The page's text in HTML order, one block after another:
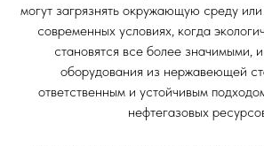
могут загрязнять окружающую среду
современных условиях, когда
становятся все более значимыми,
оборудования из нержавеющей
ответственным и устойчивым
нефтегазовых